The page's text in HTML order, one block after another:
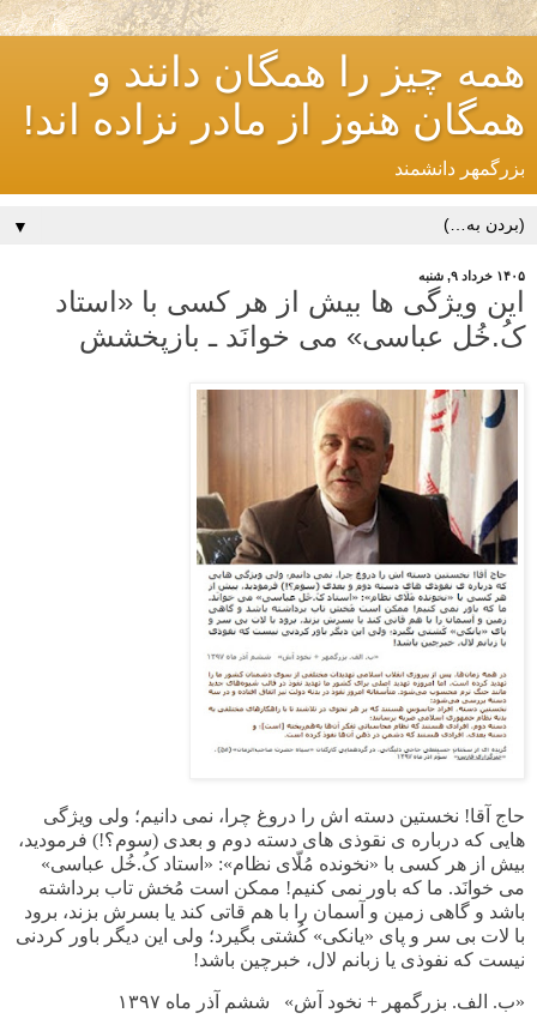
همه چیز را همگان دانند و
همگان هنوز از مادر نزاده اند!
بزرگمهر دانشمند
▼
۱۴۰۵ خرداد ۹, شنبه
این ویژگی ها بیش از هر کسی با «استاد
کُ.خُل عباسی» می خوانَد ـ بازپخشش
حاج آقا! نخستین دسته اش را دروغ چرا، نمی دانیم؛ ولی ویژگی
هایی که درباره ی نقوذی های دسته دوم و بعدی (سوم؟!) فرمودید،
بیش از هر کسی با «نخونده مُلّای نظام»: «استاد کُ.خُل عباسی»
می خوانَد. ما که باور نمی کنیم! ممکن است مُخش تاب برداشته
باشد و گاهی زمین و آسمان را با هم قاتی کند یا بسرش بزند، برود
با لات بی سر و پای «یانکی» کُشتی بگیرد؛ ولی این دیگر باور کردنی
نیست که نفوذی یا زبانم لال، خبرچین باشد!
«ب. الف. بزرگمهر + نخود آش» ششم آذر ماه ۱۳۹۷